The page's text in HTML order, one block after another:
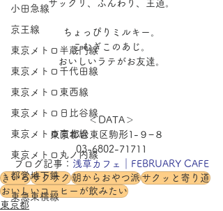
小田急線
京王線
東京メトロ半蔵門線
東京メトロ千代田線
東京メトロ東西線
東京メトロ日比谷線
東京メトロ南北線
東京メトロ丸ノ内線
都営地下鉄
東急東横線
サックリ、ふんわり、王道。
ちょっぴりミルキー。
こむぎこのあじ。
おいしいラテがお友達。
＜DATA＞
東京都台東区駒形1-９−８
03-6802-71711
ブログ記事： 浅草カフェ｜FEBRUARY CAFE
きいろサクサク朝からおやつ派サクッと寄り道
おいしいコーヒーが飲みたい
東京都